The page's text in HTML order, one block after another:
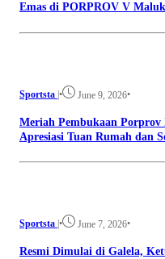
Emas di PORPROV V
Sportsta |• June 9, 2026•
Meriah Pembukaan
Apresiasi Tuan Rumah dan
Sportsta • June 7, 2026•
Resmi Dimulai di Galela,